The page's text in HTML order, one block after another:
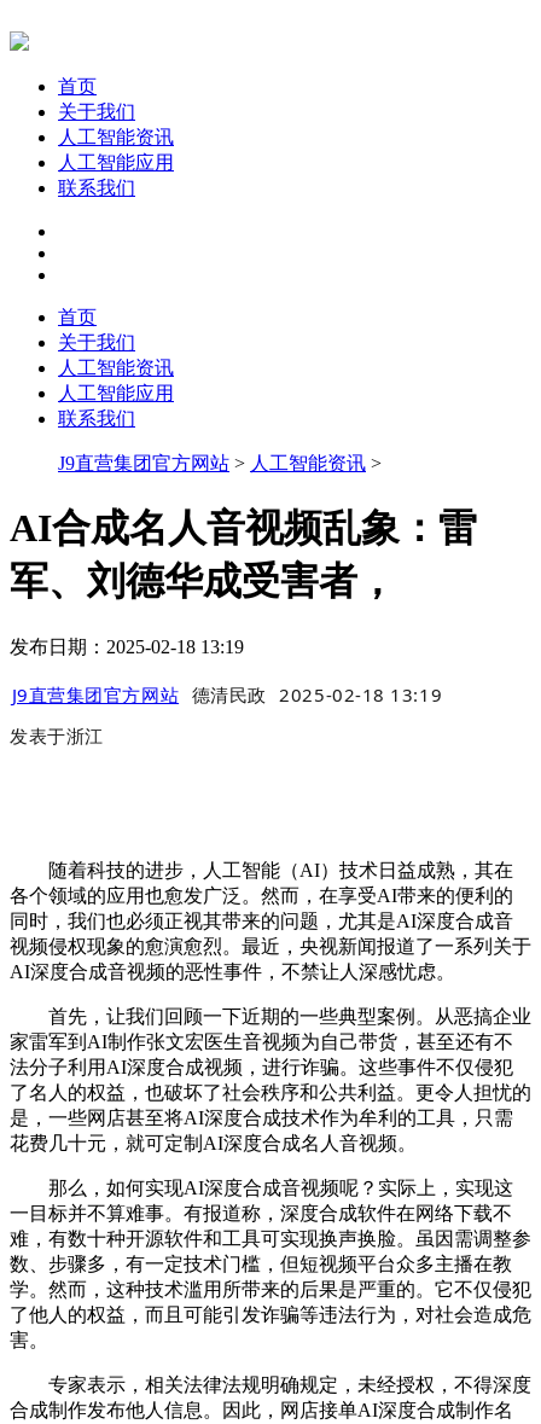
首页
关于我们
人工智能资讯
人工智能应用
联系我们
首页
关于我们
人工智能资讯
人工智能应用
联系我们
J9直营集团官方网站 > 人工智能资讯 >
AI合成名人音视频乱象：雷
军、刘德华成受害者，
发布日期：2025-02-18 13:19
J9直营集团官方网站 德清民政
2025-02-18 13:19
发表于浙江
随着科技的进步，人工智能（AI）技术日益成熟，其在
各个领域的应用也愈发广泛。然而，在享受AI带来的便利的
同时，我们也必须正视其带来的问题，尤其是AI深度合成音
视频侵权现象的愈演愈烈。最近，央视新闻报道了一系列关于
AI深度合成音视频的恶性事件，不禁让人深感忧虑。
首先，让我们回顾一下近期的一些典型案例。从恶搞企业
家雷军到AI制作张文宏医生音视频为自己带货，甚至还有不
法分子利用AI深度合成视频，进行诈骗。这些事件不仅侵犯
了名人的权益，也破坏了社会秩序和公共利益。更令人担忧的
是，一些网店甚至将AI深度合成技术作为牟利的工具，只需
花费几十元，就可定制AI深度合成名人音视频。
那么，如何实现AI深度合成音视频呢？实际上，实现这
一目标并不算难事。有报道称，深度合成软件在网络下载不
难，有数十种开源软件和工具可实现换声换脸。虽因需调整参
数、步骤多，有一定技术门槛，但短视频平台众多主播在教
学。然而，这种技术滥用所带来的后果是严重的。它不仅侵犯
了他人的权益，而且可能引发诈骗等违法行为，对社会造成危
害。
专家表示，相关法律法规明确规定，未经授权，不得深度
合成制作发布他人信息。因此，网店接单AI深度合成制作名